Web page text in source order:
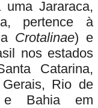
uma Jararaca,
pertence à
Crotalinae) e
nos estados
Catarina,
Rio de
e Bahia em